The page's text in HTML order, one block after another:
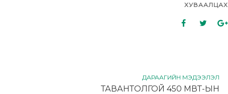
ХУВААЛЦАХ
ДАРААГИЙН МЭДЭЭЛЭЛ
ТАВАНТОЛГОЙ 450 МВТ-ЫН